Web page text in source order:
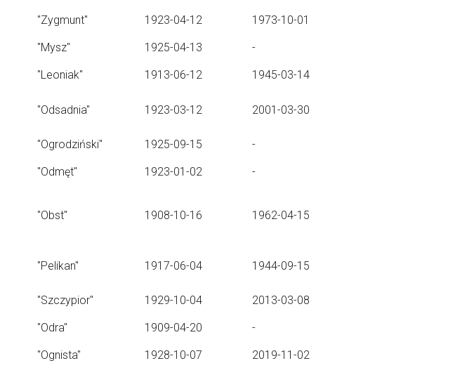
"Zygmunt" 1923-04-12 1973-10-01
"Mysz" 1925-04-13 -
"Leoniak" 1913-06-12
1945-03-14
"Odsadnia" 1923-03-12 2001-03-30
"Ogrodziński" 1925-09-15 -
"Odmęt" 1923-01-02 -
"Obst" 1908-10-16 1962-04-15
"Pelikan" 1917-06-04 1944-09-15
"Szczypior" 1929-10-04 2013-03-08
"Odra" 1909-04-20 -
"Ognista" 1928-10-07 2019-11-02